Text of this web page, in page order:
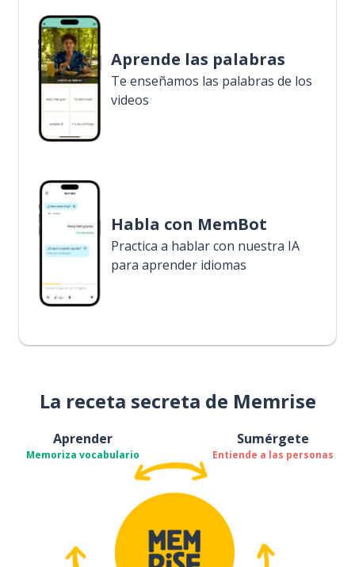
Aprende las palabras
Te enseñamos las palabras de los
videos
Habla con MemBot
Practica a hablar con nuestra IA
para aprender idiomas
La receta secreta de Memrise
Aprender
Memoriza vocabulario
Sumérgete
Entiende a las personas